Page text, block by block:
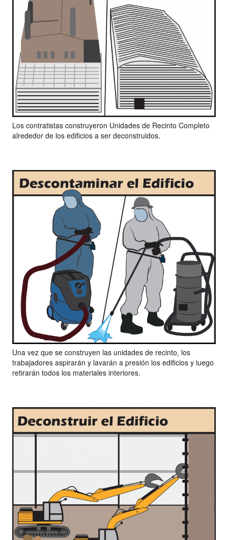
Los contratistas construyeron Unidades de Recinto Completo
alrededor de los edificios a ser deconstruidos.
Una vez que se construyen las unidades de recinto, los
trabajadores aspirarán y lavarán a presión los edificios y luego
retirarán todos los materiales interiores.